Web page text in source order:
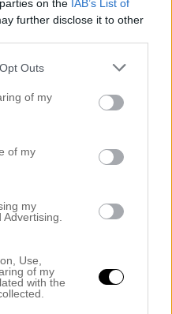
on the IAB’s List of
further disclose it to other
Outs
of my
of my
my
Use,
of my
with the